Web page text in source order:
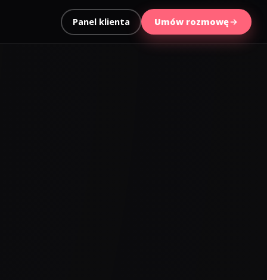
Panel klienta Umów rozmowę